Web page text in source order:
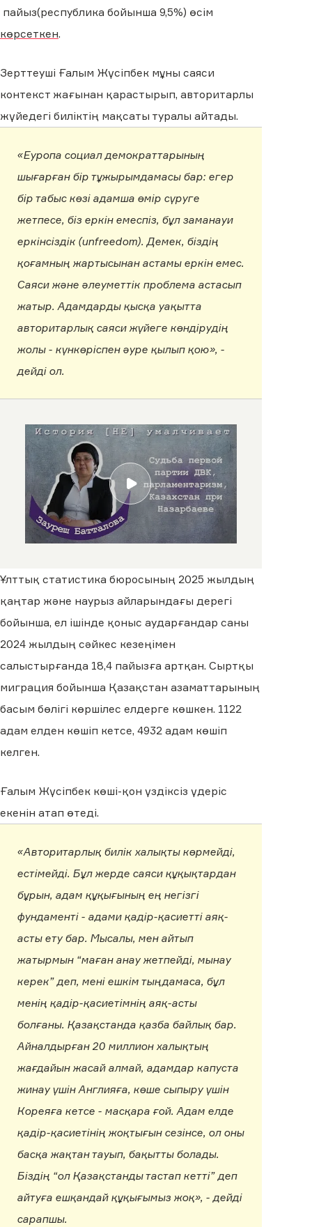
пайыз(республика бойынша 9,5%) өсім
көрсеткен.
Зерттеуші Ғалым Жүсіпбек мұны саяси
контекст жағынан қарастырып, авторитарлы
жүйедегі биліктің мақсаты туралы айтады.
«Еуропа социал демократтарының
шығарған бір тұжырымдамасы бар: егер
бір табыс көзі адамша өмір сүруге
жетпесе, біз еркін емеспіз, бұл заманауи
еркінсіздік (unfreedom). Демек, біздің
қоғамның жартысынан астамы еркін емес.
Саяси және әлеуметтік проблема астасып
жатыр. Адамдарды қысқа уақытта
авторитарлық саяси жүйеге көндірудің
жолы - күнкөріспен әуре қылып қою», -
дейді ол.
Ұлттық статистика бюросының 2025 жылдың
қаңтар және наурыз айларындағы дерегі
бойынша, ел ішінде қоныс аударғандар саны
2024 жылдың сәйкес кезеңімен
салыстырғанда 18,4 пайызға артқан. Сыртқы
миграция бойынша Қазақстан азаматтарының
басым бөлігі көршілес елдерге көшкен. 1122
адам елден көшіп кетсе, 4932 адам көшіп
келген.
Ғалым Жүсіпбек көші-қон үздіксіз үдеріс
екенін атап өтеді.
«Авторитарлық билік халықты көрмейді,
естімейді. Бұл жерде саяси құқықтардан
бұрын, адам құқығының ең негізгі
фундаменті - адами қадір-қасиетті аяқ-
асты ету бар. Мысалы, мен айтып
жатырмын “маған анау жетпейді, мынау
керек” деп, мені ешкім тыңдамаса, бұл
менің қадір-қасиетімнің аяқ-асты
болғаны. Қазақстанда қазба байлық бар.
Айналдырған 20 миллион халықтың
жағдайын жасай алмай, адамдар капуста
жинау үшін Англияға, көше сыпыру үшін
Кореяға кетсе - масқара ғой. Адам елде
қадір-қасиетінің жоқтығын сезінсе, ол оны
басқа жақтан тауып, бақытты болады.
Біздің “ол Қазақстанды тастап кетті” деп
айтуға ешқандай құқығымыз жоқ», - дейді
сарапшы.